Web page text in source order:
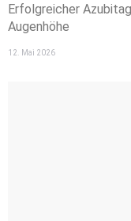
Erfolgreicher
Augenhöhe
12. Mai 2026